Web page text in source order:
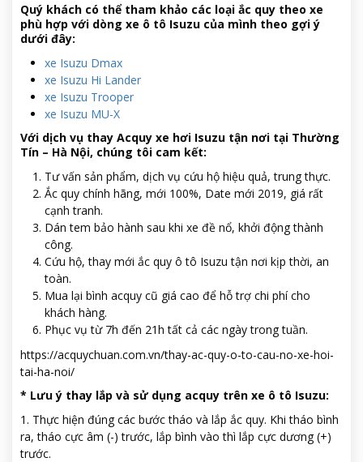
Quý khách có thể tham khảo các loại ắc quy theo xe
phù hợp với dòng xe ô tô Isuzu của mình theo gợi ý
dưới đây:
xe Isuzu Dmax
xe Isuzu Hi Lander
xe Isuzu Trooper
xe Isuzu MU-X
Với dịch vụ thay Acquy xe hơi Isuzu tận nơi tại Thường
Tín – Hà Nội, chúng tôi cam kết:
Tư vấn sản phẩm, dịch vụ cứu hộ hiệu quả, trung thực.
Ắc quy chính hãng, mới 100%, Date mới 2019, giá rất
cạnh tranh.
Dán tem bảo hành sau khi xe đề nổ, khởi động thành
công.
Cứu hộ, thay mới ắc quy ô tô Isuzu tận nơi kịp thời, an
toàn.
Mua lại bình acquy cũ giá cao để hỗ trợ chi phí cho
khách hàng.
Phục vụ từ 7h đến 21h tất cả các ngày trong tuần.
https://acquychuan.com.vn/thay-ac-quy-o-to-cau-no-xe-hoi-
tai-ha-noi/
* Lưu ý thay lắp và sử dụng acquy trên xe ô tô Isuzu:
1. Thực hiện đúng các bước tháo và lắp ắc quy. Khi tháo bình
ra, tháo cực âm (-) trước, lắp bình vào thì lắp cực dương (+)
trước.